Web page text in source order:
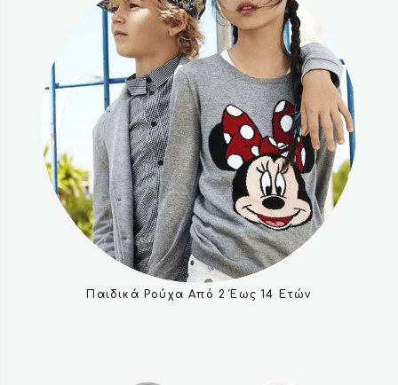
Παιδικά Ρούχα Από 2 Έως 14 Ετών